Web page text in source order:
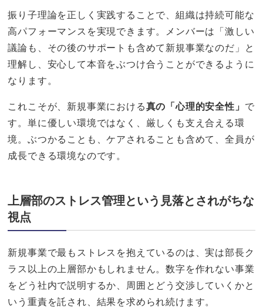
振り子理論を正しく実践することで、組織は持続可能な
高パフォーマンスを実現できます。メンバーは「激しい
議論も、その後のサポートも含めて新規事業なのだ」と
理解し、安心して本音をぶつけ合うことができるように
なります。
これこそが、新規事業における真の「心理的安全性」 で
す。単に優しい環境ではなく、厳しくも支え合える環
境。ぶつかることも、ケアされることも含めて、全員が
成長できる環境なのです。
上層部のストレス管理という見落とされがちな
視点
新規事業で最もストレスを抱えているのは、実は部長ク
ラス以上の上層部かもしれません。数字を作れない事業
をどう社内で説明するか、周囲とどう交渉していくかと
いう重責を託され、結果を求められ続けます。